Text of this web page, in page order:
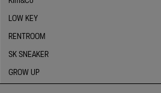
LOW KEY
RENTROOM
SK SNEAKER
GROW UP